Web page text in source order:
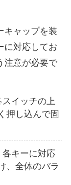
キャップを装
に対応してお
注意が必要で
スイッチの上
押し込んで固
各キーに対応
、全体のバラ